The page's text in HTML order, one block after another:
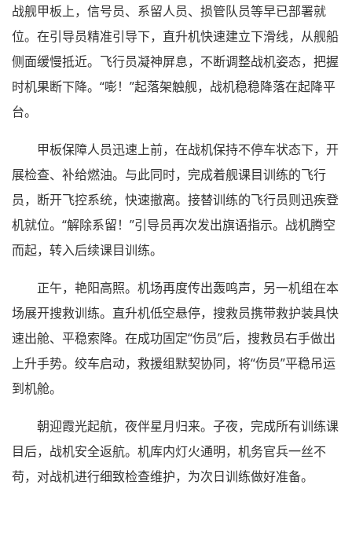
战舰甲板上，信号员、系留人员、损管队员等早已部署就
位。在引导员精准引导下，直升机快速建立下滑线，从舰船
侧面缓慢抵近。飞行员凝神屏息，不断调整战机姿态，把握
时机果断下降。“嘭！”起落架触舰，战机稳稳降落在起降平
台。
甲板保障人员迅速上前，在战机保持不停车状态下，开
展检查、补给燃油。与此同时，完成着舰课目训练的飞行
员，断开飞控系统，快速撤离。接替训练的飞行员则迅疾登
机就位。“解除系留！”引导员再次发出旗语指示。战机腾空
而起，转入后续课目训练。
正午，艳阳高照。机场再度传出轰鸣声，另一机组在本
场展开搜救训练。直升机低空悬停，搜救员携带救护装具快
速出舱、平稳索降。在成功固定“伤员”后，搜救员右手做出
上升手势。绞车启动，救援组默契协同，将“伤员”平稳吊运
到机舱。
朝迎霞光起航，夜伴星月归来。子夜，完成所有训练课
目后，战机安全返航。机库内灯火通明，机务官兵一丝不
苟，对战机进行细致检查维护，为次日训练做好准备。